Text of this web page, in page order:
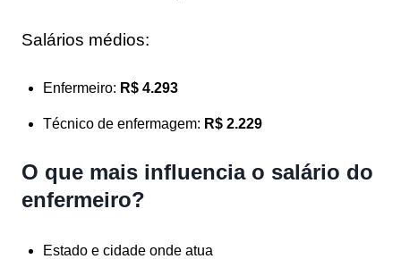
Salários médios:
Enfermeiro: R$ 4.293
Técnico de enfermagem: R$ 2.229
O que mais influencia o salário do
enfermeiro?
Estado e cidade onde atua